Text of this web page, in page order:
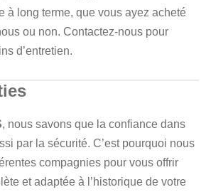
à long terme, que vous ayez acheté
ou non. Contactez-nous pour
d’entretien.
, nous savons que la confiance dans
par la sécurité. C’est pourquoi nous
compagnies pour vous offrir
et adaptée à l’historique de votre